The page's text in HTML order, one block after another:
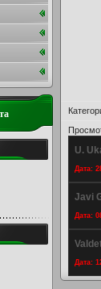
U.
Дата:
Javi
Дата:
Дата: